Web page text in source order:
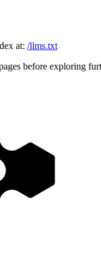
at: /llms.txt
before exploring